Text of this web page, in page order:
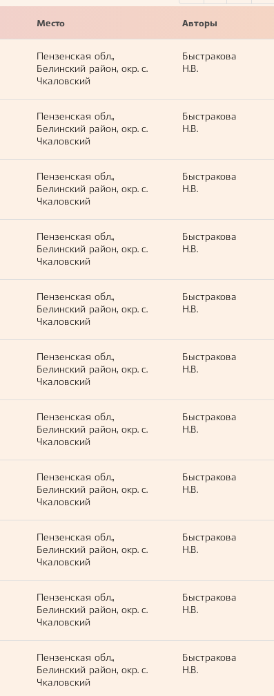
Место Авторы
Пензенская обл.,
Белинский район, окр. с.
Чкаловский
Быстракова
Н.В.
Пензенская обл.,
Белинский район, окр. с.
Чкаловский
Быстракова
Н.В.
Пензенская обл.,
Белинский район, окр. с.
Чкаловский
Быстракова
Н.В.
Пензенская обл.,
Белинский район, окр. с.
Чкаловский
Быстракова
Н.В.
Пензенская обл.,
Белинский район, окр. с.
Чкаловский
Быстракова
Н.В.
Пензенская обл.,
Белинский район, окр. с.
Чкаловский
Быстракова
Н.В.
Пензенская обл.,
Белинский район, окр. с.
Чкаловский
Быстракова
Н.В.
Пензенская обл.,
Белинский район, окр. с.
Чкаловский
Быстракова
Н.В.
Пензенская обл.,
Белинский район, окр. с.
Чкаловский
Быстракова
Н.В.
Пензенская обл.,
Белинский район, окр. с.
Чкаловский
Быстракова
Н.В.
Пензенская обл.,
Белинский район, окр. с.
Чкаловский
Быстракова
Н.В.